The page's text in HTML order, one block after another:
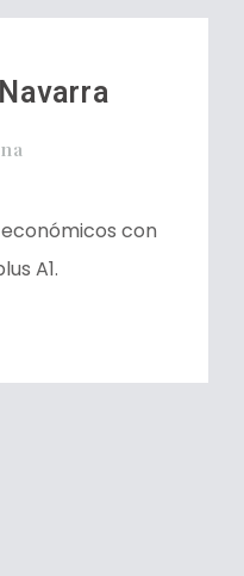
con
A1.